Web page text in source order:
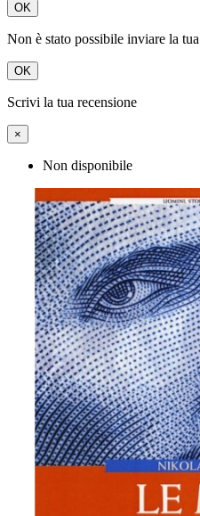
OK
Non è stato possibile inviare la
OK
Scrivi la tua recensione
×
Non disponibile